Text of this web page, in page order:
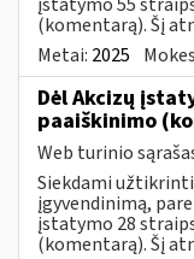
(komentarą). Šį
Metai: 2025
Dėl Akcizų
paaiškinimo
Web turinio
Siekdami
įgyvendinimą,
įstatymo 28
(komentarą). Šį